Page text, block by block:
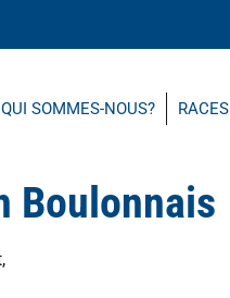
QUI SOMMES-NOUS? RACES
Boulonnais